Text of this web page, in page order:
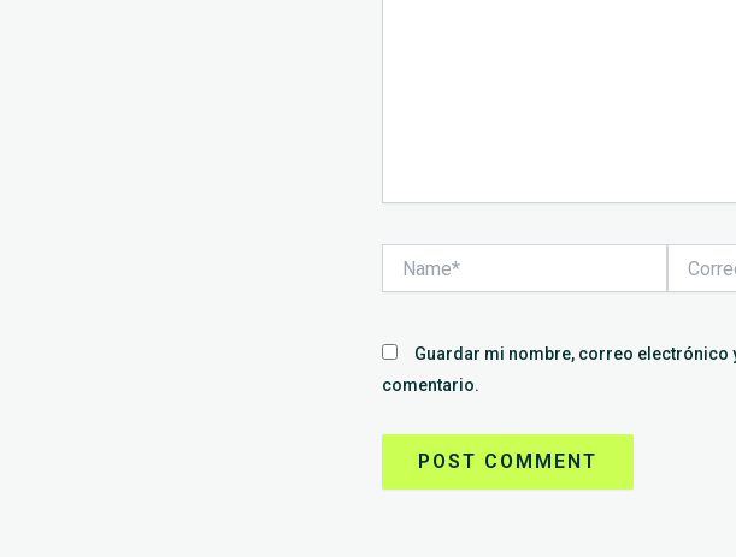
Guardar mi nombre, correo electrónico
comentario.